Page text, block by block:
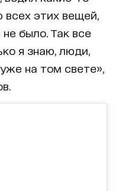
всех этих вещей,
было. Так все
я знаю, люди,
на том свете»,